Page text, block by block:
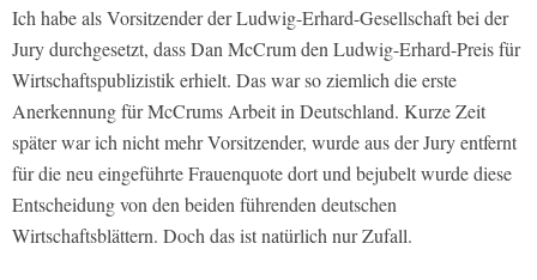
Ich habe als Vorsitzender der Ludwig-Erhard-Gesellschaft bei der
Jury durchgesetzt, dass Dan McCrum den Ludwig-Erhard-Preis für
Wirtschaftspublizistik erhielt. Das war so ziemlich die erste
Anerkennung für McCrums Arbeit in Deutschland. Kurze Zeit
später war ich nicht mehr Vorsitzender, wurde aus der Jury entfernt
für die neu eingeführte Frauenquote dort und bejubelt wurde diese
Entscheidung von den beiden führenden deutschen
Wirtschaftsblättern. Doch das ist natürlich nur Zufall.